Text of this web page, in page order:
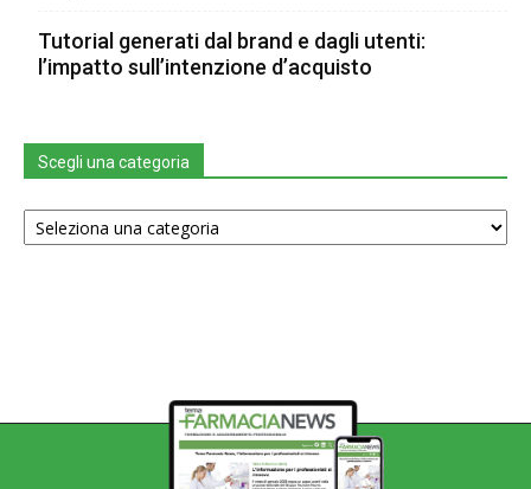
Tutorial generati dal brand e dagli utenti:
l’impatto sull’intenzione d’acquisto
Scegli una categoria
Scegli
una